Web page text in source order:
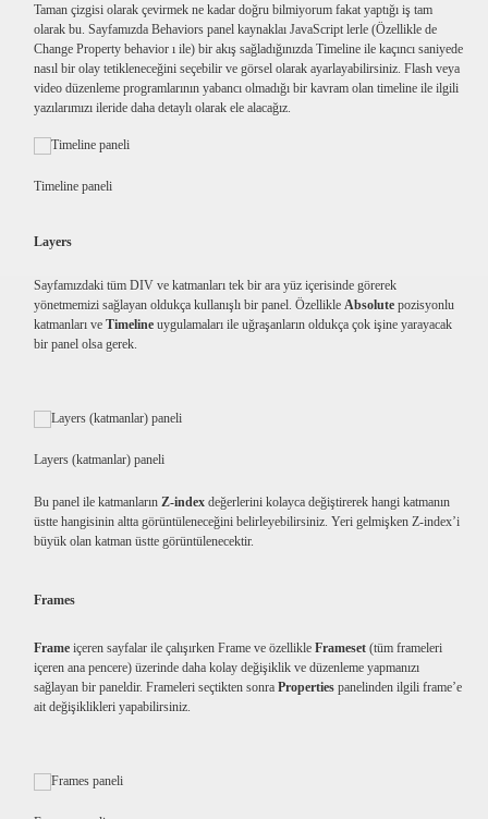
Taman çizgisi olarak çevirmek ne kadar doğru bilmiyorum fakat yaptığı iş tam
olarak bu. Sayfamızda Behaviors panel kaynaklaı JavaScript lerle (Özellikle de
Change Property behavior ı ile) bir akış sağladığınızda Timeline ile kaçıncı saniyede
nasıl bir olay tetikleneceğini seçebilir ve görsel olarak ayarlayabilirsiniz. Flash veya
video düzenleme programlarının yabancı olmadığı bir kavram olan timeline ile ilgili
yazılarımızı ileride daha detaylı olarak ele alacağız.
Timeline paneli
Layers
Sayfamızdaki tüm DIV ve katmanları tek bir ara yüz içerisinde görerek
yönetmemizi sağlayan oldukça kullanışlı bir panel. Özellikle Absolute pozisyonlu
katmanları ve Timeline uygulamaları ile uğraşanların oldukça çok işine yarayacak
bir panel olsa gerek.
Layers (katmanlar) paneli
Bu panel ile katmanların Z-index değerlerini kolayca değiştirerek hangi katmanın
üstte hangisinin altta görüntüleneceğini belirleyebilirsiniz. Yeri gelmişken Z-index’i
büyük olan katman üstte görüntülenecektir.
Frames
Frame içeren sayfalar ile çalışırken Frame ve özellikle Frameset (tüm frameleri
içeren ana pencere) üzerinde daha kolay değişiklik ve düzenleme yapmanızı
sağlayan bir paneldir. Frameleri seçtikten sonra Properties panelinden ilgili frame’e
ait değişiklikleri yapabilirsiniz.